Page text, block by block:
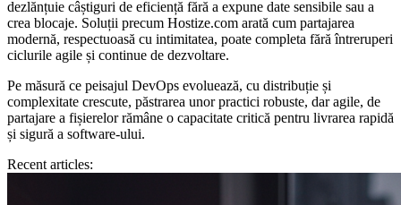
dezlănțuie câștiguri de eficiență fără a expune date sensibile sau a
crea blocaje. Soluții precum Hostize.com arată cum partajarea
modernă, respectuoasă cu intimitatea, poate completa fără întreruperi
ciclurile agile și continue de dezvoltare.
Pe măsură ce peisajul DevOps evoluează, cu distribuție și
complexitate crescute, păstrarea unor practici robuste, dar agile, de
partajare a fișierelor rămâne o capacitate critică pentru livrarea rapidă
și sigură a software-ului.
Recent articles: